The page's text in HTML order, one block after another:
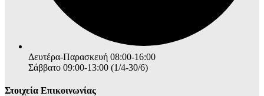
Δευτέρα-Παρασκευή 08:00-16:00
Σάββατο 09:00-13:00 (1/4-30/6)
Στοιχεία Επικοινωνίας